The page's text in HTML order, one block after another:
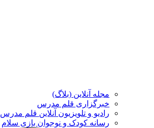
مجله آنلاین (بلاگ)
خبرگزاری قلم مدرس
رادیو و تلویزیون آنلاین قلم مدرس
رسانه کودک و نوجوان بازی سلام